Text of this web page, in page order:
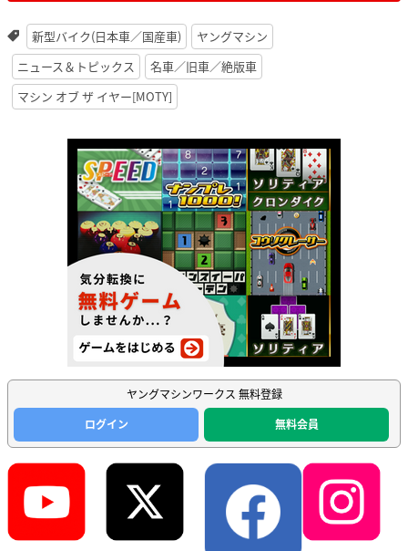
新型バイク(日本車／国産車)
ヤングマシン
ニュース＆トピックス
名車／旧車／絶版車
マシン オブ ザ イヤー[MOTY]
ヤングマシンワークス 無料登録
ログイン
無料会員